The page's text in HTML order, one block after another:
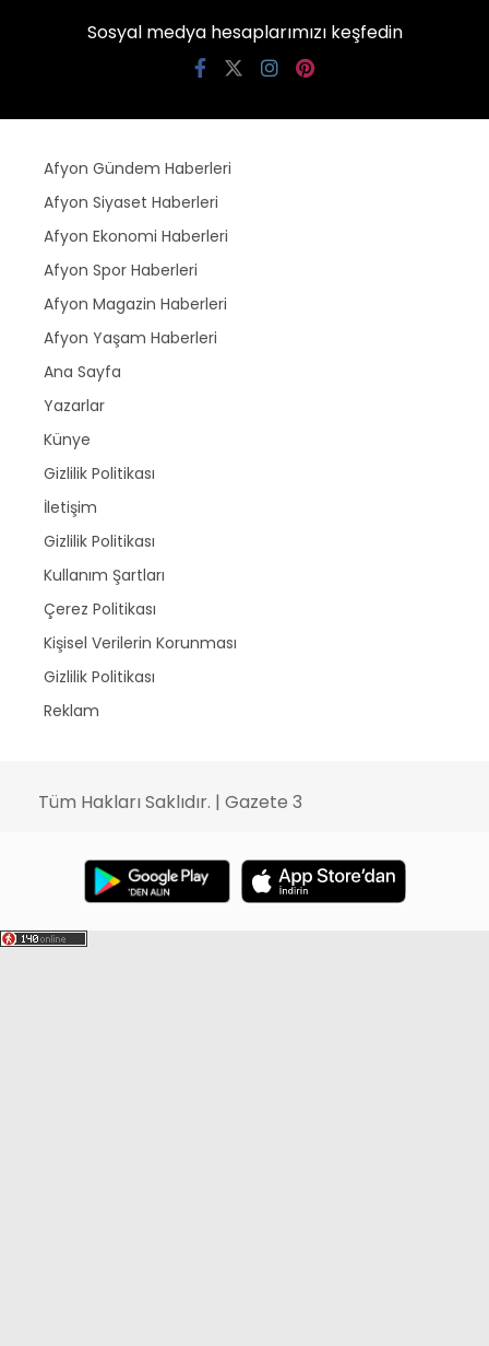
Sosyal medya hesaplarımızı keşfedin
Afyon Gündem Haberleri
Afyon Siyaset Haberleri
Afyon Ekonomi Haberleri
Afyon Spor Haberleri
Afyon Magazin Haberleri
Afyon Yaşam Haberleri
Ana Sayfa
Yazarlar
Künye
Gizlilik Politikası
İletişim
Gizlilik Politikası
Kullanım Şartları
Çerez Politikası
Kişisel Verilerin Korunması
Gizlilik Politikası
Reklam
Tüm Hakları Saklıdır. | Gazete 3